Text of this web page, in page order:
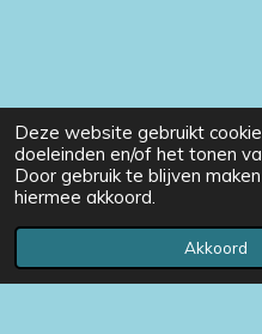
Deze website gebruikt
doeleinden en/of het tonen
Door gebruik te blijven
hiermee akkoord.
Akkoord